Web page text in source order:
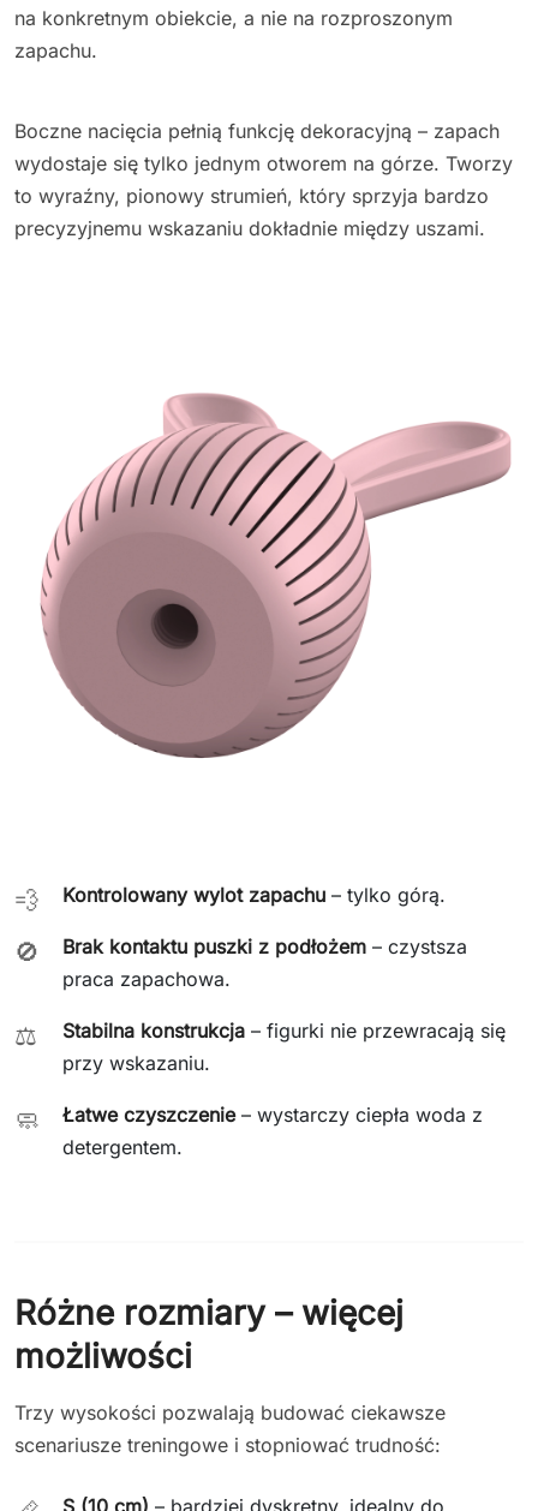
na konkretnym obiekcie, a nie na rozproszonym
zapachu.
Boczne nacięcia pełnią funkcję dekoracyjną – zapach
wydostaje się tylko jednym otworem na górze. Tworzy
to wyraźny, pionowy strumień, który sprzyja bardzo
precyzyjnemu wskazaniu dokładnie między uszami.
💨 Kontrolowany wylot zapachu – tylko górą.
🚫 Brak kontaktu puszki z podłożem – czystsza
praca zapachowa.
⚖️ Stabilna konstrukcja – figurki nie przewracają się
przy wskazaniu.
🧼 Łatwe czyszczenie– wystarczy ciepła woda z
detergentem.
Różne rozmiary – więcej
możliwości
Trzy wysokości pozwalają budować ciekawsze
scenariusze treningowe i stopniować trudność: